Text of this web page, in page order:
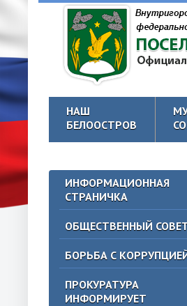
НАШ
БЕЛООСТРОВ
ИНФОРМАЦИОННАЯ
СТРАНИЧКА
ОБЩЕСТВЕННЫЙ
БОРЬБА С
ПРОКУРАТУРА
ИНФОРМИРУЕТ